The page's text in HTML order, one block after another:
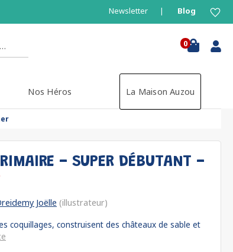
Newsletter Blog
0
Nos Héros La Maison Auzou
- SUPER DÉBUTANT -
Joëlle (illustrateur)
coquillages, construisent des châteaux de sable et